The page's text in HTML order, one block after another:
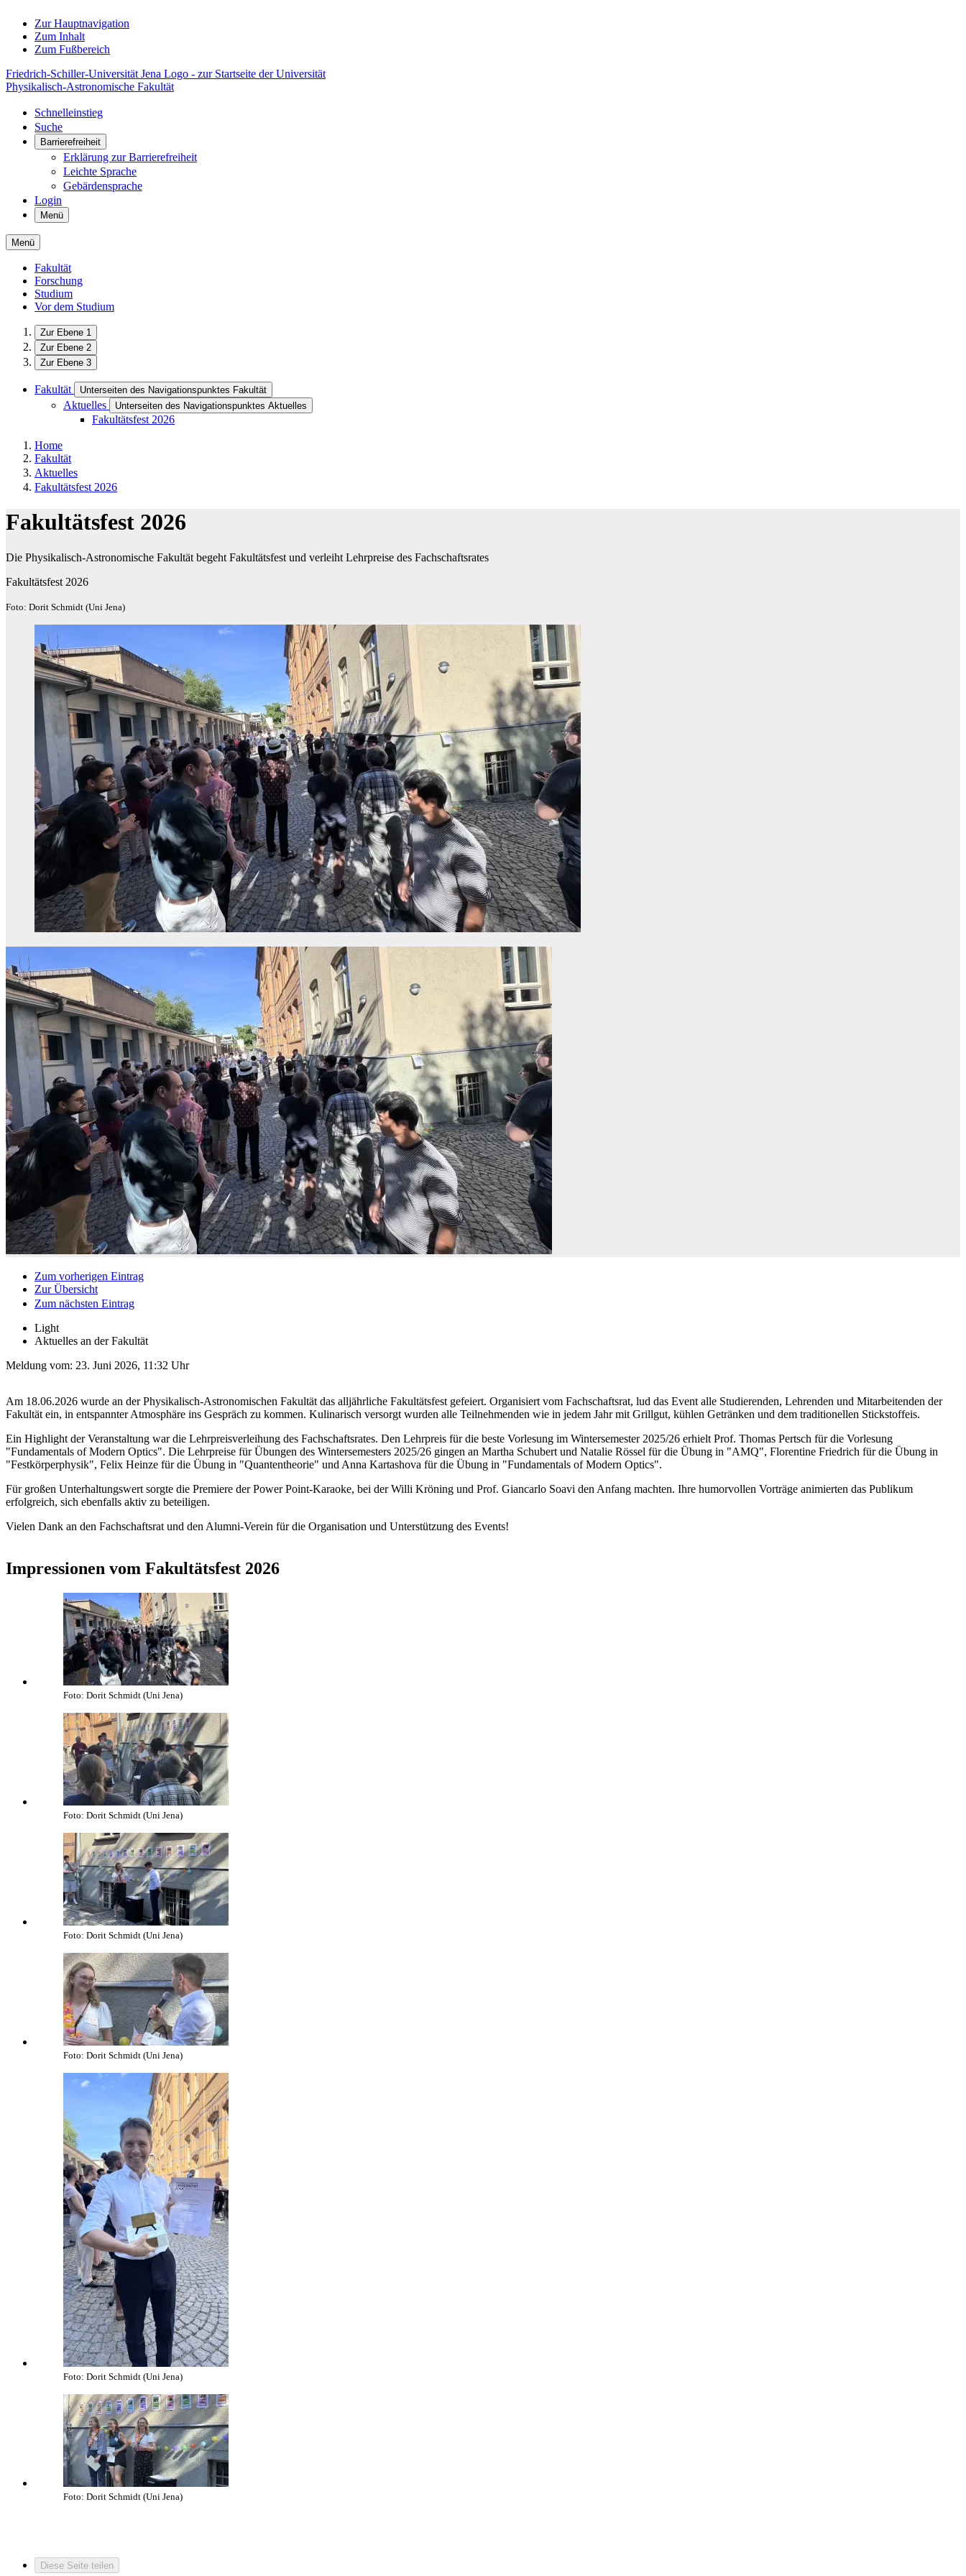
Zur Hauptnavigation
Zum Inhalt
Zum Fußbereich
Friedrich-Schiller-Universität Jena Logo - zur Startseite der Universität
Physikalisch-Astronomische Fakultät
Schnelleinstieg
Suche
Barrierefreiheit
Erklärung zur Barrierefreiheit
Leichte Sprache
Gebärdensprache
Login
Menü
Menü
Fakultät
Forschung
Studium
Vor dem Studium
Zur Ebene 1
Zur Ebene 2
Zur Ebene 3
Fakultät Unterseiten des Navigationspunktes Fakultät
Aktuelles Unterseiten des Navigationspunktes Aktuelles
Fakultätsfest 2026
Home
Fakultät
Aktuelles
Fakultätsfest 2026
Fakultätsfest 2026
Die Physikalisch-Astronomische Fakultät begeht Fakultätsfest und verleiht Lehrpreise des Fachschaftsrates
Fakultätsfest 2026
Foto: Dorit Schmidt (Uni Jena)
Zum vorherigen Eintrag
Zur Übersicht
Zum nächsten Eintrag
Light
Aktuelles an der Fakultät
Meldung vom: 23. Juni 2026, 11:32 Uhr
Am 18.06.2026 wurde an der Physikalisch-Astronomischen Fakultät das alljährliche Fakultätsfest gefeiert. Organisiert vom Fachschaftsrat, lud das Event alle Studierenden, Lehrenden und Mitarbeitenden der
Fakultät ein, in entspannter Atmosphäre ins Gespräch zu kommen. Kulinarisch versorgt wurden alle Teilnehmenden wie in jedem Jahr mit Grillgut, kühlen Getränken und dem traditionellen Stickstoffeis.
Ein Highlight der Veranstaltung war die Lehrpreisverleihung des Fachschaftsrates. Den Lehrpreis für die beste Vorlesung im Wintersemester 2025/26 erhielt Prof. Thomas Pertsch für die Vorlesung
"Fundamentals of Modern Optics". Die Lehrpreise für Übungen des Wintersemesters 2025/26 gingen an Martha Schubert und Natalie Rössel für die Übung in "AMQ", Florentine Friedrich für die Übung in
"Festkörperphysik", Felix Heinze für die Übung in "Quantentheorie" und Anna Kartashova für die Übung in "Fundamentals of Modern Optics".
Für großen Unterhaltungswert sorgte die Premiere der Power Point-Karaoke, bei der Willi Kröning und Prof. Giancarlo Soavi den Anfang machten. Ihre humorvollen Vorträge animierten das Publikum
erfolgreich, sich ebenfalls aktiv zu beteiligen.
Vielen Dank an den Fachschaftsrat und den Alumni-Verein für die Organisation und Unterstützung des Events!
Impressionen vom Fakultätsfest 2026
Foto: Dorit Schmidt (Uni Jena)
Foto: Dorit Schmidt (Uni Jena)
Foto: Dorit Schmidt (Uni Jena)
Foto: Dorit Schmidt (Uni Jena)
Foto: Dorit Schmidt (Uni Jena)
Foto: Dorit Schmidt (Uni Jena)
Diese Seite teilen